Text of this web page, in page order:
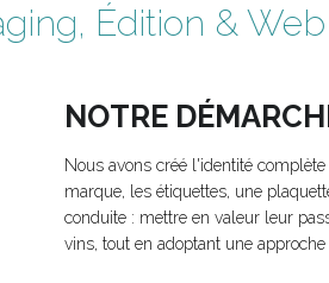
Édition & Web
NOTRE
Nous avons créé l'identité
marque, les étiquettes, une
conduite : mettre en valeur leur
vins, tout en adoptant une